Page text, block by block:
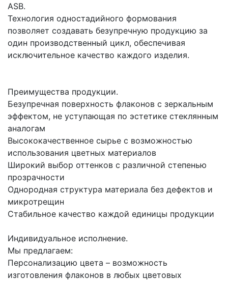
ASB.
Технология одностадийного формования
позволяет создавать безупречную продукцию за
один производственный цикл, обеспечивая
исключительное качество каждого изделия.
Преимущества продукции.
Безупречная поверхность флаконов с зеркальным
эффектом, не уступающая по эстетике стеклянным
аналогам
Высококачественное сырье с возможностью
использования цветных материалов
Широкий выбор оттенков с различной степенью
прозрачности
Однородная структура материала без дефектов и
микротрещин
Стабильное качество каждой единицы продукции
Индивидуальное исполнение.
Мы предлагаем:
Персонализацию цвета – возможность
изготовления флаконов в любых цветовых